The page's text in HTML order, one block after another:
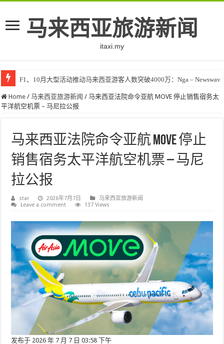
马来西亚旅游新闻
itaxi.my
F1、10月大型活动推动马来西亚游客人数突破4000万：Nga – Newswav
Home / 马来西亚旅游新闻 / 马来西亚法院命令亚航 MOVE 停止销售宿务太
平洋航空​​机票 – 马尼拉公报
马来西亚法院命令亚航 MOVE 停止
销售宿务太平洋航空​​机票 – 马尼
拉公报
star 2026年7月7日
马来西亚旅游新闻
Leave a comment
137 Views
发布于 2026 年 7 月 7 日 03:58 下午